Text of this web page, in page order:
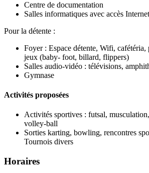
Centre de documentation
Salles informatiques avec accès Internet
Pour la détente :
Foyer : Espace détente, Wifi, cafétéria,
jeux (baby- foot, billard, flippers)
Salles audio-vidéo : télévisions,
Gymnase
Activités proposées
Activités sportives : futsal,
volley-ball
Sorties karting, bowling, rencontres
Tournois divers
Horaires